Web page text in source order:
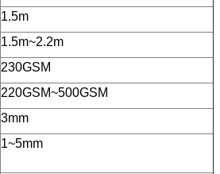
1.5m
1.5m~2.2m
230GSM
220GSM~500GSM
3mm
1~5mm